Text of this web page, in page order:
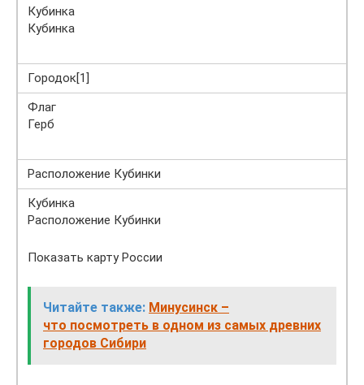
Кубинка
Кубинка
Городок[1]
Флаг
Герб
Расположение Кубинки
Кубинка
Расположение Кубинки
Показать карту России
Читайте также: Минусинск –
что посмотреть в одном из самых древних
городов Сибири